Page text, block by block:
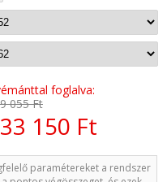
foglalva:
055 Ft
150 Ft
paramétereket a rendszer